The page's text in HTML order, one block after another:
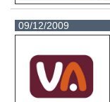
09/12/2009